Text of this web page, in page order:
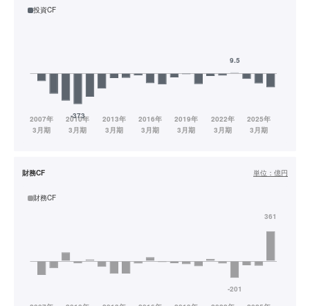
投資CF
財務CF 単位： 億円
財務CF